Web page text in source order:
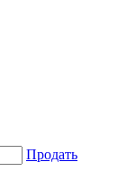
Продать